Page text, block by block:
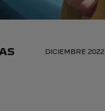
DICIEMBRE 2022